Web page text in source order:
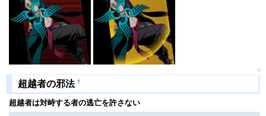
↑
超越者の邪法 †
超越者は対峙する者の逃亡を許さない